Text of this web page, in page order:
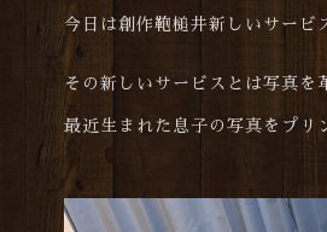
今日は創作鞄槌井新しいサービ
その新しいサービスとは写真を
最近生まれた息子の写真をプリ